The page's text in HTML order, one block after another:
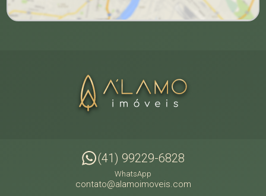
(41) 99229-6828
WhatsApp
contato@alamoimoveis.com